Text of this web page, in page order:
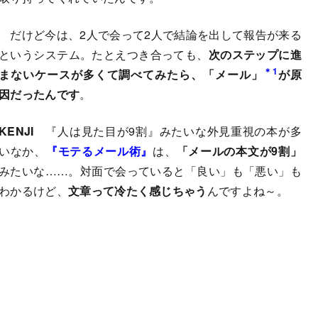
けど今は、2人で会って2人で結論を出して報告が来る
いうシステム。たとえつき合っても、 次のステップに進
ないケースが多くて調べてみたら、「メール」
＊1が原
だったんです。
『人は見た目が9割』みたいな外見重視の本が多
なか、
『モテるメール術』 は、
「メールの本文が9割」
たいな……。対面で会っていると「良い」も「悪い」も
かるけど、 文章って冷たく感じちゃう んですよね～。